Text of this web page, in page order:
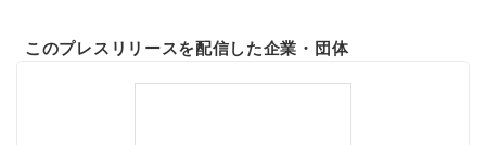
このプレスリリースを配信した企業・団体